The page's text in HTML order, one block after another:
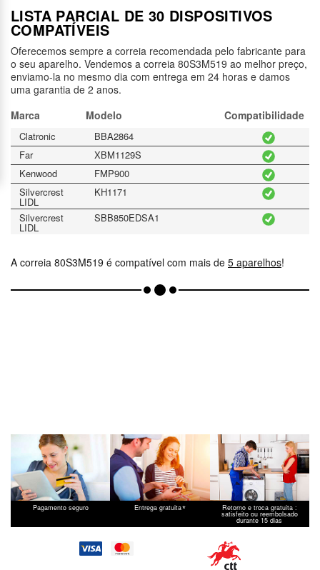
LISTA PARCIAL DE 30 DISPOSITIVOS
COMPATÍVEIS
Oferecemos sempre a correia recomendada pelo fabricante para
o seu aparelho. Vendemos a correia 80S3M519 ao melhor preço,
enviamo-la no mesmo dia com entrega em 24 horas e damos
uma garantia de 2 anos.
Marca
Modelo Compatibilidade
Clatronic
BBA2864
Far
XBM1129S
Kenwood
FMP900
Silvercrest
LIDL
KH1171
Silvercrest
LIDL
SBB850EDSA1
A correia 80S3M519 é compatível com mais de 5 aparelhos!
Pagamento seguro Entrega gratuita* Retorno e troca gratuita :
satisfeito ou reembolsado
durante 15 dias